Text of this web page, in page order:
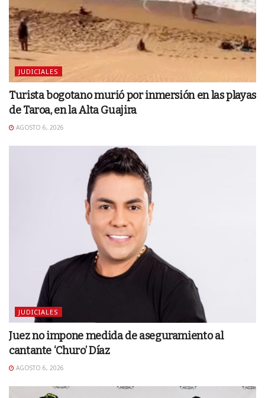
JUDICIALES
Turista bogotano murió por inmersión en las playas
de Taroa, en la Alta Guajira
AGOSTO 6, 2026
JUDICIALES
Juez no impone medida de aseguramiento al
cantante ‘Churo’ Díaz
AGOSTO 6, 2026